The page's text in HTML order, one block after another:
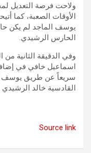
ولاحت فرصة التعديل
الأوقات الصعبة، كما
يوسف الماجد لم يكن
الحارس الرشيدي.
وفي الدقيقة الثانية
اسماعيل خافي في
سريعاً عن طريق يوسف
القادسية خالد
Source link